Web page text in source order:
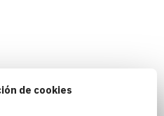
de cookies